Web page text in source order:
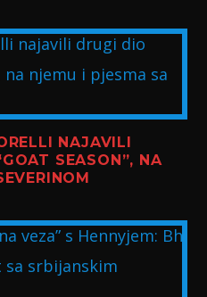
NAJAVILI
SEASON”, NA